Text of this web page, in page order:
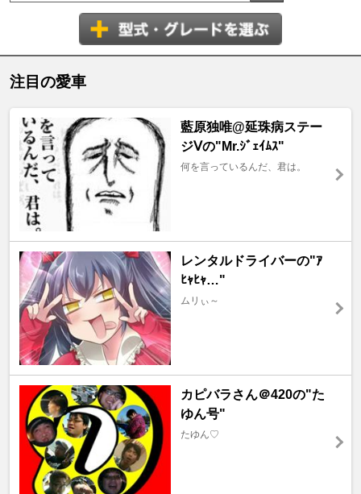
注目の愛車
藍原独唯@延珠病ステー
ジⅤの"Mr.ｼﾞｪｲﾑｽ"
何を言っているんだ、君は。
レンタルドライバーの"ｱ
ﾋｬﾋｬ…"
ムリぃ～
カピバラさん＠420の"た
ゆん号"
たゆん♡